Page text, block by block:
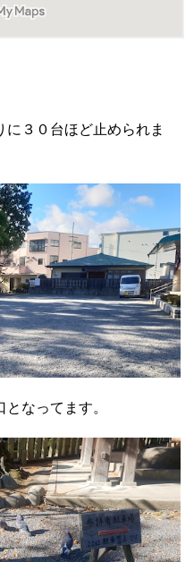
３０台ほど止められま
なってます。